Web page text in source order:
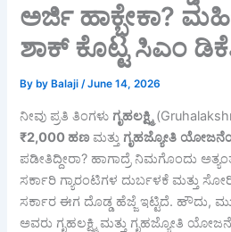
ಅರ್ಜಿ ಹಾಕ್ಬೇಕಾ?
ಶಾಕ್ ಕೊಟ್ಟ ಸಿಎಂ
By by Balaji/June 14, 2026
ನೀವು ಪ್ರತಿ ತಿಂಗಳು ಗೃಹಲಕ್ಷ್ಮಿ
₹2,000 ಹಣ ಮತ್ತು ಗೃಹಜ್ಯೋತಿ
ಪಡೀತಿದ್ದೀರಾ? ಹಾಗಾದ್ರೆ ನಿಮಗೊಂದು
ಸರ್ಕಾರಿ ಗ್ಯಾರಂಟಿಗಳ ದುರ್ಬಳಕೆ ಮತ್ತು
ಸರ್ಕಾರ ಈಗ ದೊಡ್ಡ ಹೆಜ್ಜೆ ಇಟ್ಟಿದೆ. ಹೌದು,
ಅವರು ಗೃಹಲಕ್ಷ್ಮಿ ಮತ್ತು ಗೃಹಜ್ಯೋತಿ